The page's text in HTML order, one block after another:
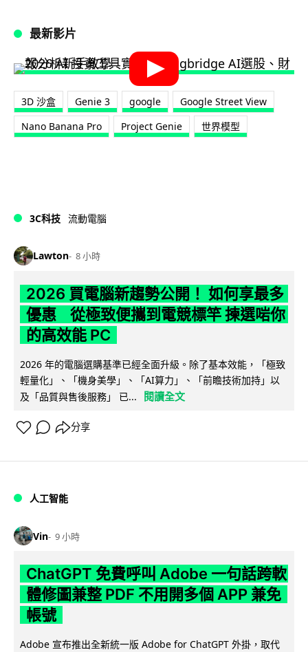
最新影片
3D 沙盒 Genie 3 google
Google Street View
Nano Banana Pro
Project Genie 世界模型
3C科技 流動電腦
Lawton 8 小時
2026 買電腦新趨勢公開！ 如何享最多
優惠 從極致便攜到電競標竿 揀選啱你
的高效能 PC
2026 年的電腦選購基準已經全面升級。除了基本效能，「極致
輕量化」、「機身美學」、「AI算力」、「前瞻技術加持」以
及「品質與售後服務」 已...
閱讀全文
分享
人工智能
Vin 9 小時
ChatGPT 免費呼叫 Adobe 一句話跨軟
體修圖兼整 PDF 不用開多個 APP 兼免
帳號
Adobe 宣布推出全新統一版 Adobe for ChatGPT 外掛，取代